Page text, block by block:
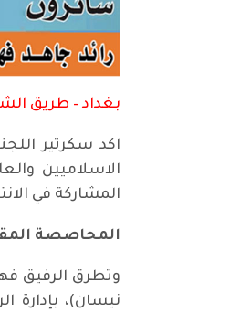
بغداد – طريق
اكد سكرتير
الاسلاميين
المشاركة في
المحاصصة
نيسان)، بإدارة